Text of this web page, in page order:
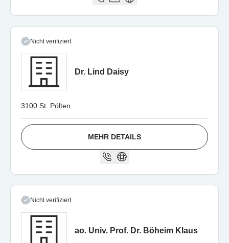
Nicht verifiziert
Dr. Lind Daisy
3100 St. Pölten
MEHR DETAILS
Nicht verifiziert
ao. Univ. Prof. Dr. Böheim Klaus